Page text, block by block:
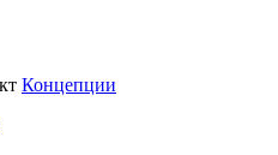
Концепции